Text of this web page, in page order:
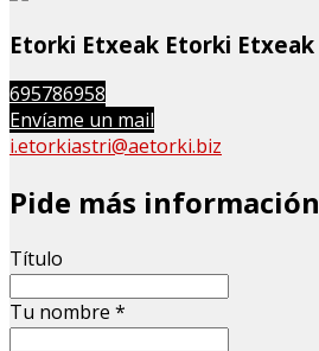
Etorki Etxeak Etorki Etxeak
695786958
Envíame un mail
i.etorkiastri@aetorki.biz
Pide más información
Título
Tu nombre *